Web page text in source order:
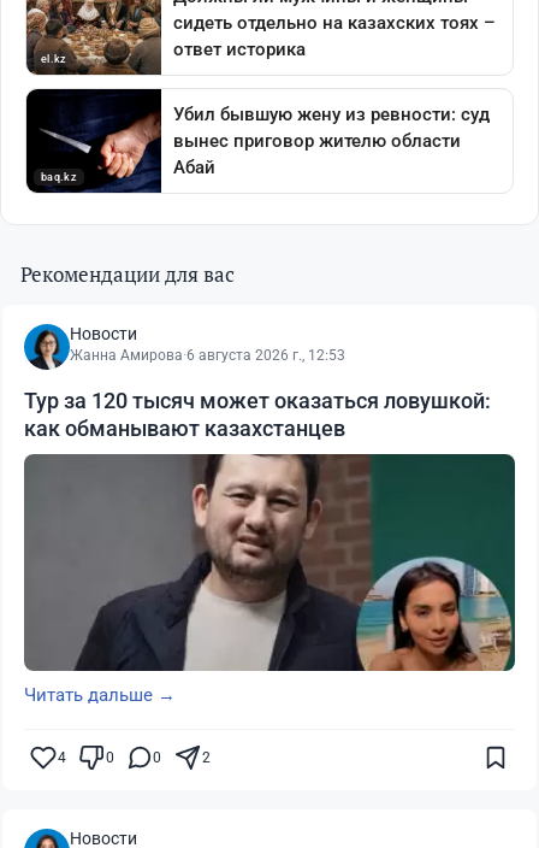
Рекомендации для вас
Новости
Жанна Амирова·6 августа 2026 г., 12:53
Тур за 120 тысяч может оказаться ловушкой:
как обманывают казахстанцев
Читать дальше →
4 0 0 2
Новости